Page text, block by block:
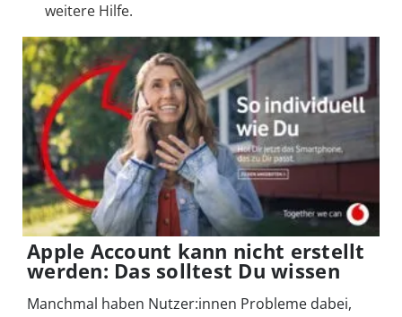
weitere Hilfe.
Apple Account kann nicht erstellt
werden: Das solltest Du wissen
Manchmal haben Nutzer:innen Probleme dabei,